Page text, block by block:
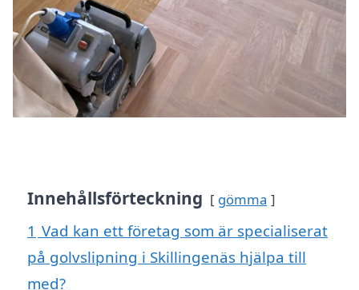
Innehållsförteckning gömma
1 Vad kan ett företag som är specialiserat
på golvslipning i Skillingenäs hjälpa till
med?